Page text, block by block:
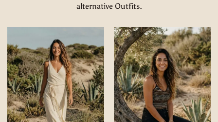
alternative Outfits.